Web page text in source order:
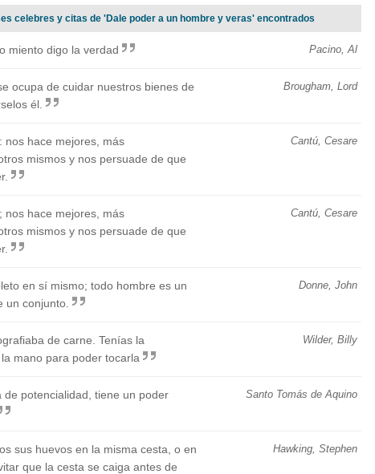
celebres y citas de 'Dale poder a un hombre y veras' encontrados
Pacino, Al
miento digo la verdad
Brougham, Lord
ocupa de cuidar nuestros bienes de
él.
Cantú, Cesare
nos hace mejores, más
mismos y nos persuade de que
Cantú, Cesare
nos hace mejores, más
mismos y nos persuade de que
Donne, John
en sí mismo; todo hombre es un
un conjunto.
Wilder, Billy
de carne. Tenías la
mano para poder tocarla
Santo Tomás de Aquino
potencialidad, tiene un poder
Hawking, Stephen
sus huevos en la misma cesta, o en
que la cesta se caiga antes de